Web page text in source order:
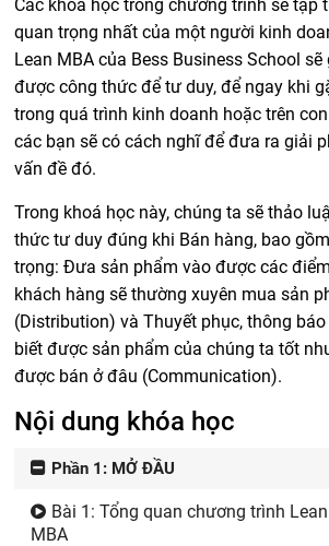
Các khoá học trong chương trình sẽ tập
quan trọng nhất của một người kinh
Lean MBA của Bess Business School
được công thức để tư duy, để ngay khi
trong quá trình kinh doanh hoặc trên
các bạn sẽ có cách nghĩ để đưa ra giải
vấn đề đó.
Trong khoá học này, chúng ta sẽ thảo
thức tư duy đúng khi Bán hàng, bao
trọng: Đưa sản phẩm vào được các
khách hàng sẽ thường xuyên mua sản
(Distribution) và Thuyết phục, thông
biết được sản phẩm của chúng ta tốt
được bán ở đâu (Communication).
Nội dung khóa học
Phần 1: MỞ ĐẦU
Bài 1: Tổng quan chương trình Lean
MBA